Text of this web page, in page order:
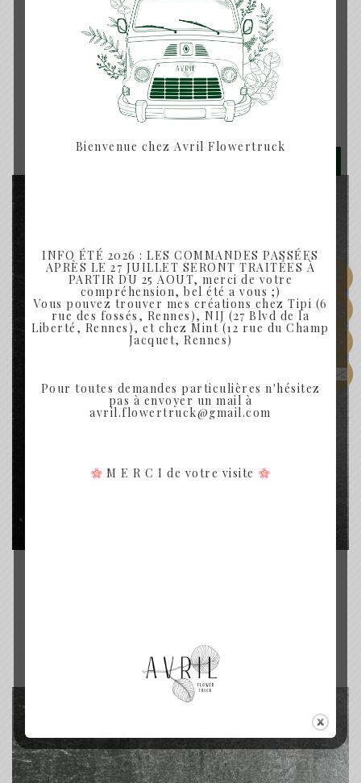
Produits similaires
Bienvenue chez Avril Flowertruck
INFO ÉTÉ 2026 : LES COMMANDES PASSÉES
APRÈS LE 27 JUILLET SERONT TRAITÉES À
PARTIR DU 25 AOUT, merci de votre
compréhension, bel été a vous ;)
Vous pouvez trouver mes créations chez Tipi (6
rue des fossés, Rennes), NIJ (27 Blvd de la
Liberté, Rennes), et chez Mint (12 rue du Champ
Jacquet, Rennes)
Pour toutes demandes particulières n'hésitez
pas à envoyer un mail à
avril.flowertruck@gmail.com
M E R C I de votre visite